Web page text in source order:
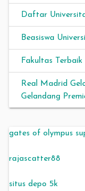
Daftar
Beasiswa
Fakultas
Real Madrid
Gelandang
gates of olympus
rajascatter88
situs depo 5k